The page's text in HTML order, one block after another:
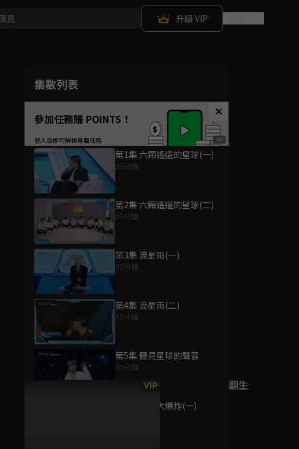
升級 VIP
集數列表
參加任務賺 POINTS！
第1集 六顆遙遠的星球(一)
95分鐘
第2集 六顆遙遠的星球(二)
95分鐘
第3集 流星雨(一)
95分鐘
第4集 流星雨(二)
95分鐘
第5集 聽見星球的聲音
95分鐘
第6集 宇宙大爆炸(一)
為您推薦
VIP
冥通銀行特約：翻生
爭霸戰
已完結 / 共 1 集